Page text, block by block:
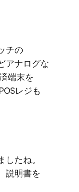
チの​
アナログな​
端末を​
レジも​
たね。​
説明書を​